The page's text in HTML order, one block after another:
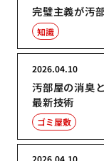
完璧主義が汚
知識
汚部屋の消臭
最新技術
2026.04.10
ゴミ屋敷